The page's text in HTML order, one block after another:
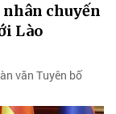
nhân chuyến
Lào
văn Tuyên bố